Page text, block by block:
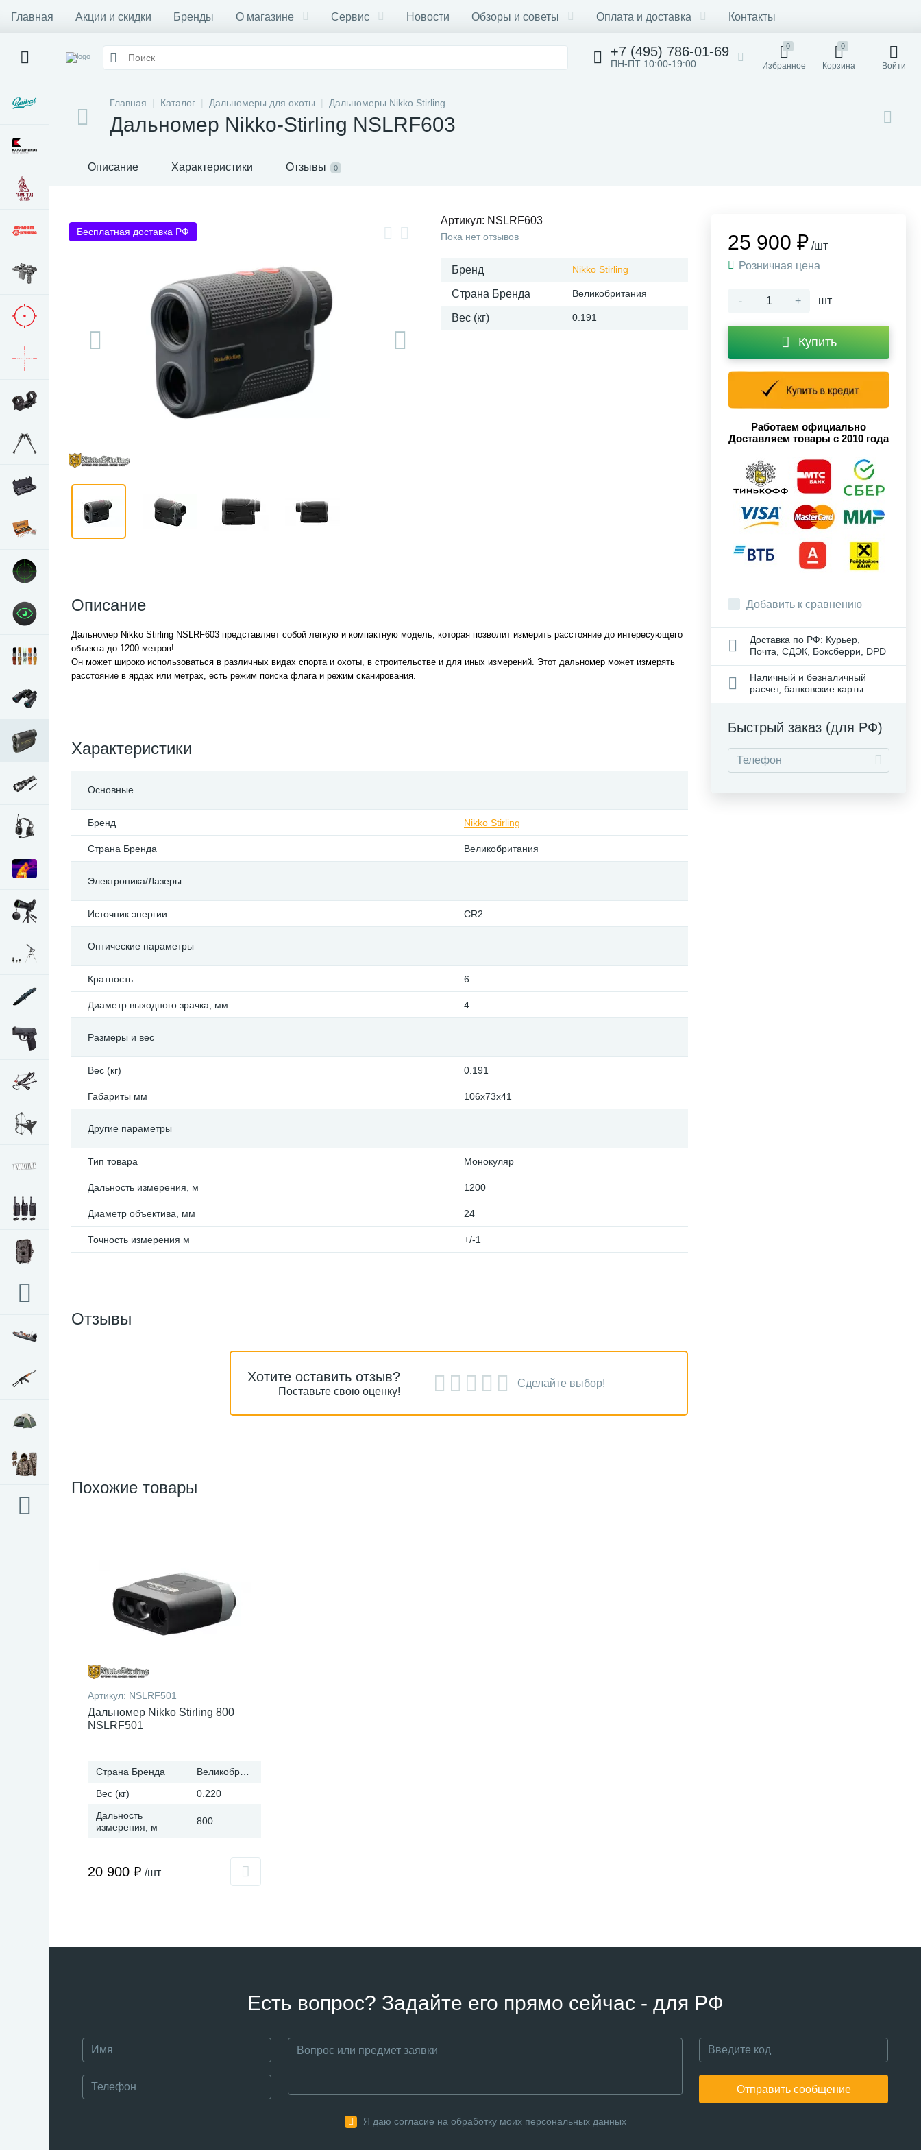
Главная Акции и скидки Бренды О магазине Сервис Новости Обзоры и советы Оплата и доставка Контакты
+7 (495) 786-01-69
ПН-ПТ 10:00-19:00
0
Избранное
0
Корзина Войти
Главная Каталог Дальномеры для охоты Дальномеры Nikko Stirling
Дальномер Nikko-Stirling NSLRF603
Описание Характеристики Отзывы 0
Бесплатная доставка РФ
Артикул: NSLRF603
Пока нет отзывов
Бренд Nikko Stirling
Страна Бренда Великобритания
Вес (кг) 0.191
Описание
Дальномер Nikko Stirling NSLRF603 представляет собой легкую и компактную модель, которая позволит измерить расстояние до интересующего
объекта до 1200 метров!
Он может широко использоваться в различных видах спорта и охоты, в строительстве и для иных измерений. Этот дальномер может измерять
расстояние в ярдах или метрах, есть режим поиска флага и режим сканирования.
Характеристики
Основные
Бренд Nikko Stirling
Страна Бренда Великобритания
Электроника/Лазеры
Источник энергии CR2
Оптические параметры
Кратность 6
Диаметр выходного зрачка, мм 4
Размеры и вес
Вес (кг) 0.191
Габариты мм 106x73x41
Другие параметры
Тип товара Монокуляр
Дальность измерения, м 1200
Диаметр объектива, мм 24
Точность измерения м +/-1
25 900 ₽ /шт
Розничная цена
- + шт
Купить
Работаем официально
Доставляем товары с 2010 года
Добавить к сравнению
Доставка по РФ: Курьер,
Почта, СДЭК, Боксберри, DPD
Наличный и безналичный
расчет, банковские карты
Быстрый заказ (для РФ)
Отзывы
Хотите оставить отзыв?
Поставьте свою оценку!
Сделайте выбор!
Похожие товары
Артикул: NSLRF501
Дальномер Nikko Stirling 800
NSLRF501
Страна Бренда
Вес (кг)
0.220
Дальность
измерения, м
800
20 900 ₽ /шт
Есть вопрос? Задайте его прямо сейчас - для РФ
Отправить сообщение
Я даю согласие на обработку моих персональных данных